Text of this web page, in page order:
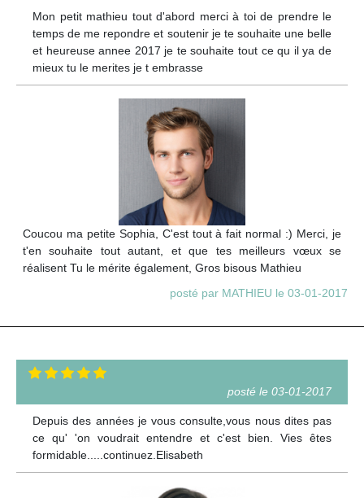
Mon petit mathieu tout d'abord merci à toi de prendre le
temps de me repondre et soutenir je te souhaite une belle
et heureuse annee 2017 je te souhaite tout ce qu il ya de
mieux tu le merites je t embrasse
Coucou ma petite Sophia, C'est tout à fait normal :) Merci, je
t'en souhaite tout autant, et que tes meilleurs vœux se
réalisent Tu le mérite également, Gros bisous Mathieu
posté par MATHIEU le 03-01-2017
posté le 03-01-2017
Depuis des années je vous consulte,vous nous dites pas
ce qu' 'on voudrait entendre et c'est bien. Vies êtes
formidable.....continuez.Elisabeth